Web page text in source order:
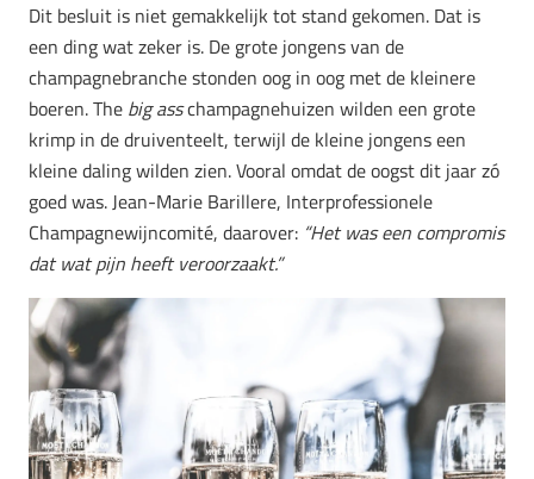
Dit besluit is niet gemakkelijk tot stand gekomen. Dat is
een ding wat zeker is. De grote jongens van de
champagnebranche stonden oog in oog met de kleinere
boeren. The big asschampagnehuizen wilden een grote
krimp in de druiventeelt, terwijl de kleine jongens een
kleine daling wilden zien. Vooral omdat de oogst dit jaar zó
goed was. Jean-Marie Barillere, Interprofessionele
Champagnewijncomité, daarover: “Het was een compromis
dat wat pijn heeft veroorzaakt.”